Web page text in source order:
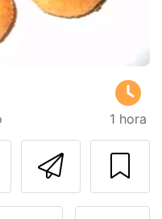
1 hora
Imprima
com o autor